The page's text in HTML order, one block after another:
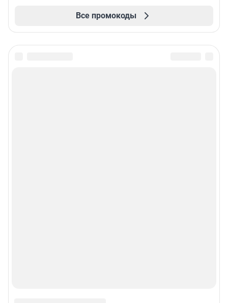
Все промокоды